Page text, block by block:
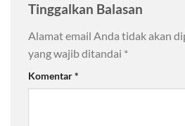
Tinggalkan Balasan
Alamat email Anda tidak akan
yang wajib ditandai *
Komentar*